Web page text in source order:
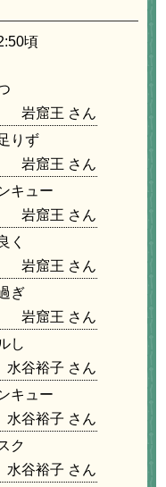
頃
岩窟王
りず
岩窟王
キュー
岩窟王
く
岩窟王
ぎ
岩窟王
し
水谷裕子
キュー
水谷裕子
ク
水谷裕子